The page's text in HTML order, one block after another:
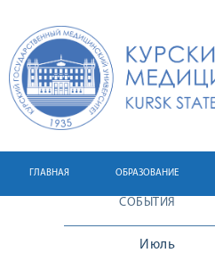
ГЛАВНАЯ ОБРАЗОВАНИЕ
СОБЫТИЯ
Июль